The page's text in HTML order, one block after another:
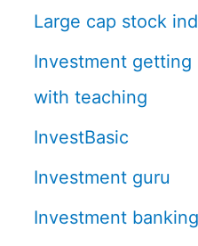
Large cap stock
Investment getting
with teaching
InvestBasic
Investment guru
Investment banking